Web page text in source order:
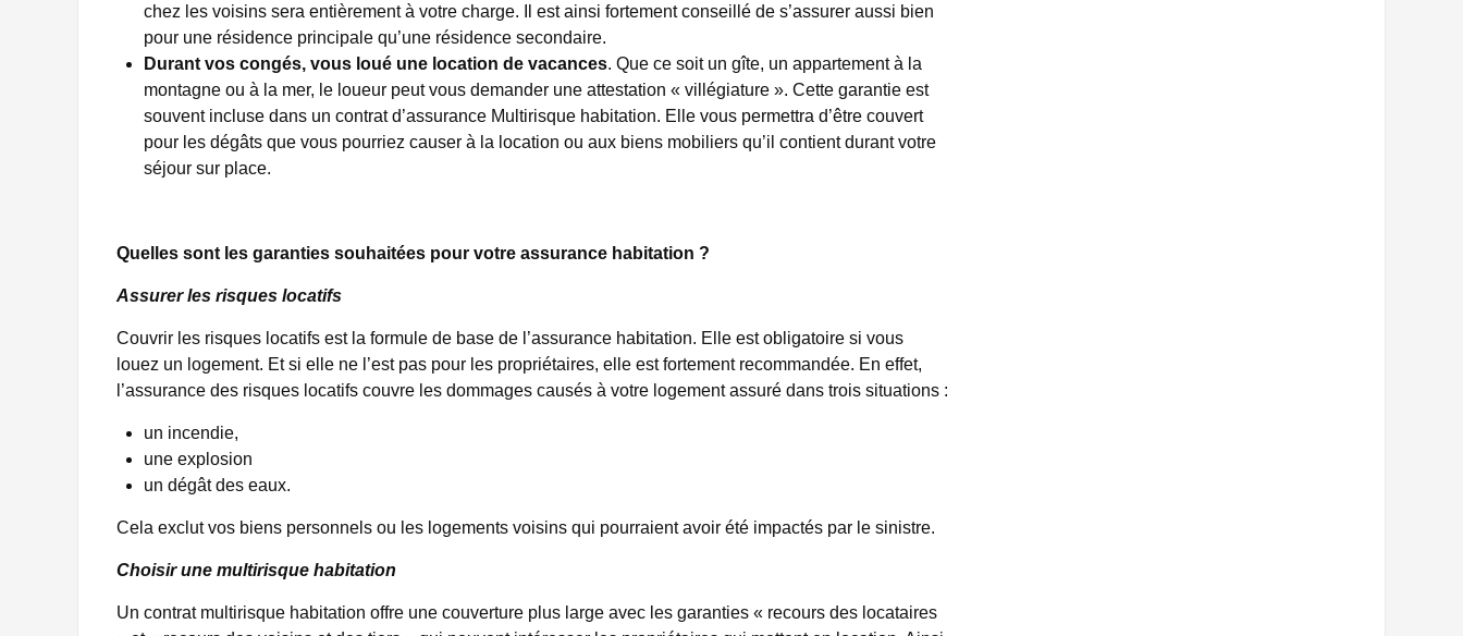
chez les voisins sera entièrement à votre charge. Il est ainsi fortement conseillé de s’assurer aussi bien
pour une résidence principale qu’une résidence secondaire.
Durant vos congés, vous loué une location de vacances. Que ce soit un gîte, un appartement à la
montagne ou à la mer, le loueur peut vous demander une attestation « villégiature ». Cette garantie est
souvent incluse dans un contrat d’assurance Multirisque habitation. Elle vous permettra d’être couvert
pour les dégâts que vous pourriez causer à la location ou aux biens mobiliers qu’il contient durant votre
séjour sur place.
Quelles sont les garanties souhaitées pour votre assurance habitation ?
Assurer les risques locatifs
Couvrir les risques locatifs est la formule de base de l’assurance habitation. Elle est obligatoire si vous
louez un logement. Et si elle ne l’est pas pour les propriétaires, elle est fortement recommandée. En effet,
l’assurance des risques locatifs couvre les dommages causés à votre logement assuré dans trois situations :
un incendie,
une explosion
un dégât des eaux.
Cela exclut vos biens personnels ou les logements voisins qui pourraient avoir été impactés par le sinistre.
Choisir une multirisque habitation
Un contrat multirisque habitation offre une couverture plus large avec les garanties « recours des locataires